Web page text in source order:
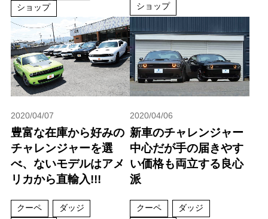
ショップ
ショップ
2020/04/07
豊富な在庫から好みの
チャレンジャーを選
べ、ないモデルはアメ
リカから直輸入!!!
クーペ
ダッジ
2020/04/06
新車のチャレンジャー
中心だが手の届きやす
い価格も両立する良心
派
クーペ
ダッジ